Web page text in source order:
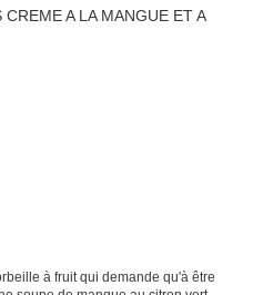
à fruit qui demande qu'à être